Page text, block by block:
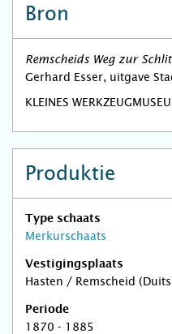
Bron
Remscheids Weg zur
Gerhard Esser, uitgave
KLEINES
Produktie
Type schaats
Merkurschaats
Vestigingsplaats
Hasten / Remscheid
Periode
1870 - 1885